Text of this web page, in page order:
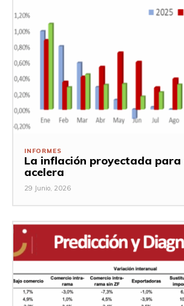
INFORMES
La inflación proyectada para
acelera
29 Junio, 2026